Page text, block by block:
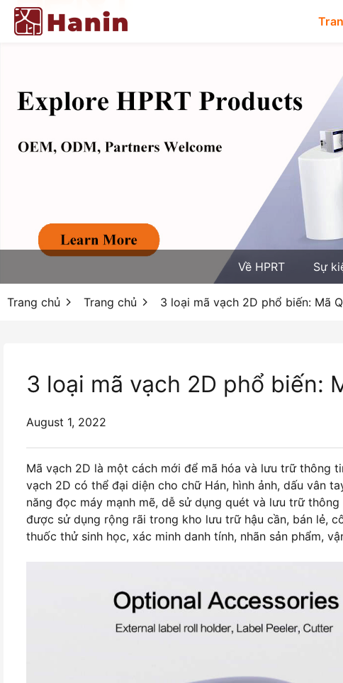
Về HPRT Sự
Trang chủ Trang chủ 3 loại mã vạch 2D phổ biến: Mã
3 loại mã vạch 2D phổ biến:
August 1, 2022
Mã vạch 2D là một cách mới để mã hóa và lưu trữ thông
vạch 2D có thể đại diện cho chữ Hán, hình ảnh, dấu vân
năng đọc máy mạnh mẽ, dễ sử dụng quét và lưu trữ
được sử dụng rộng rãi trong kho lưu trữ hậu cần, bán lẻ,
thuốc thử sinh học, xác minh danh tính, nhãn sản phẩm,